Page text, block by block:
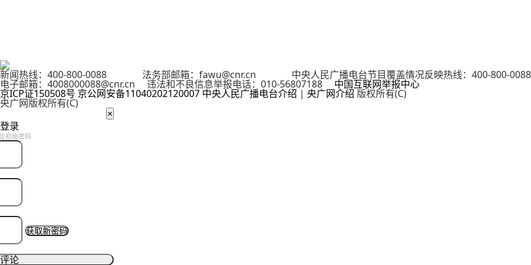
新闻热线：400-800-0088 法务部邮箱：fawu@cnr.cn 中央人民广播电台节目覆盖情况反映热线：400-800-0088
电子邮箱：4008000088@cnr.cn 违法和不良信息举报电话：010-56807188 中国互联网举报中心
京ICP证150508号 京公网安备11040202120007 中央人民广播电台介绍 | 央广网介绍 版权所有(C)
央广网版权所有(C)
×
录
初始密码
获取新密码
论